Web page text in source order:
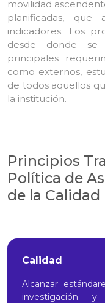
movilidad
planificadas, que
indicadores. Los
desde donde se
principales
como externos,
de todos aquellos
la institución.
Principios
Política de
de la Calidad
Calidad
Alcanzar
investigación